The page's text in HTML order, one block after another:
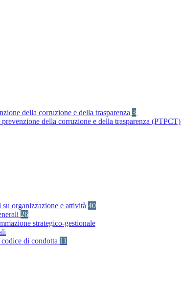
della corruzione e della trasparenza 3
della corruzione e della trasparenza (PTPCT)
organizzazione e attività 40
26
strategico-gestionale
di condotta 11